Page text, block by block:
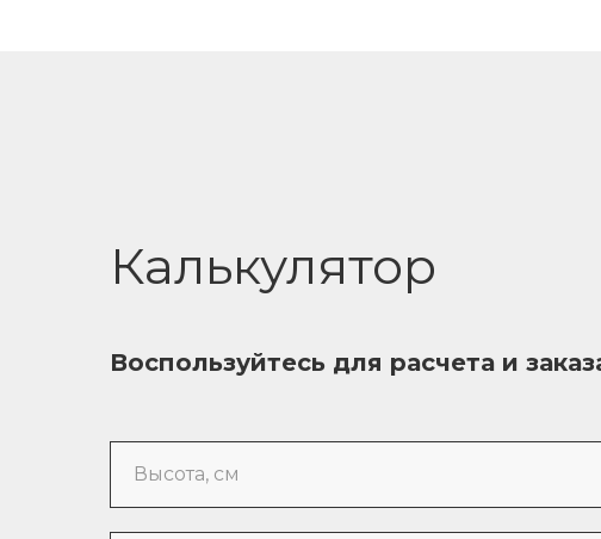
Калькулятор
Воспользуйтесь для расчета и
Высота, см